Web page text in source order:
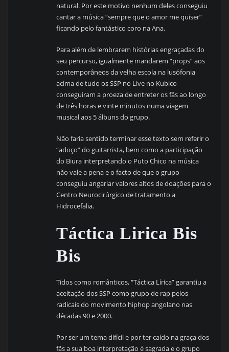
natural. Por este motivo nenhum deles conseguiu
cantar a música “sempre que o amor me quiser”
ficando pelo fantástico coro na Ana.
Para além de lembrarem histórias engraçadas do
seu percurso, igualmente mandarem “props” aos
contemporâneos da velha escola na lusófonia
acima de tudo os SSP no Live no Kubico
conseguiram a proeza de entreter os fãs ao longo
de três horas e vinte minutos numa viagem
musical aos 5 álbuns do grupo.
Não faria sentido terminar esse texto sem referir o
“adoço” do guitarrista, bem como a participação
do Biura interpretando o Puto Chico na música
não vale a pena e o facto de que o grupo
conseguiu angariar valores altos de doações para o
Centro Neurocirúrgico de tratamento a
Hidrocefalia.
Táctica Lirica Bis
Bis
Tidos como românticos, “Táctica Lírica” garantiu a
aceitação dos SSP como grupo de rap pelos
radicais do movimento hiphop angolano nas
décadas 90 e 2000.
Por ser um tema difícil e por ter caído na graça dos
fãs a sua boa interpretação é sagrada e o grupo